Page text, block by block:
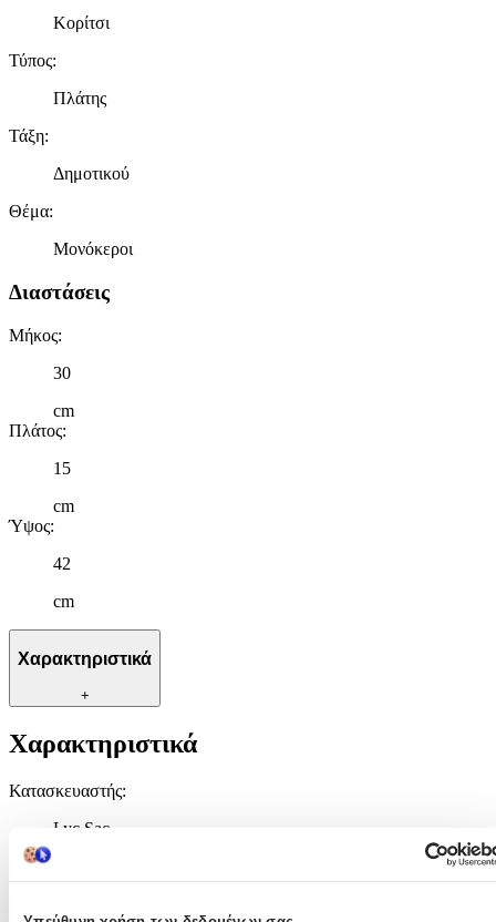
Κορίτσι
Τύπος:
Πλάτης
Τάξη:
Δημοτικού
Θέμα:
Μονόκεροι
Διαστάσεις
Μήκος:
30
cm
Πλάτος:
15
cm
Ύψος:
42
cm
Χαρακτηριστικά
+
Χαρακτηριστικά
Κατασκευαστής:
Lyc Sac
Βασικά Χαρακτηριστικά
Χρώμα: